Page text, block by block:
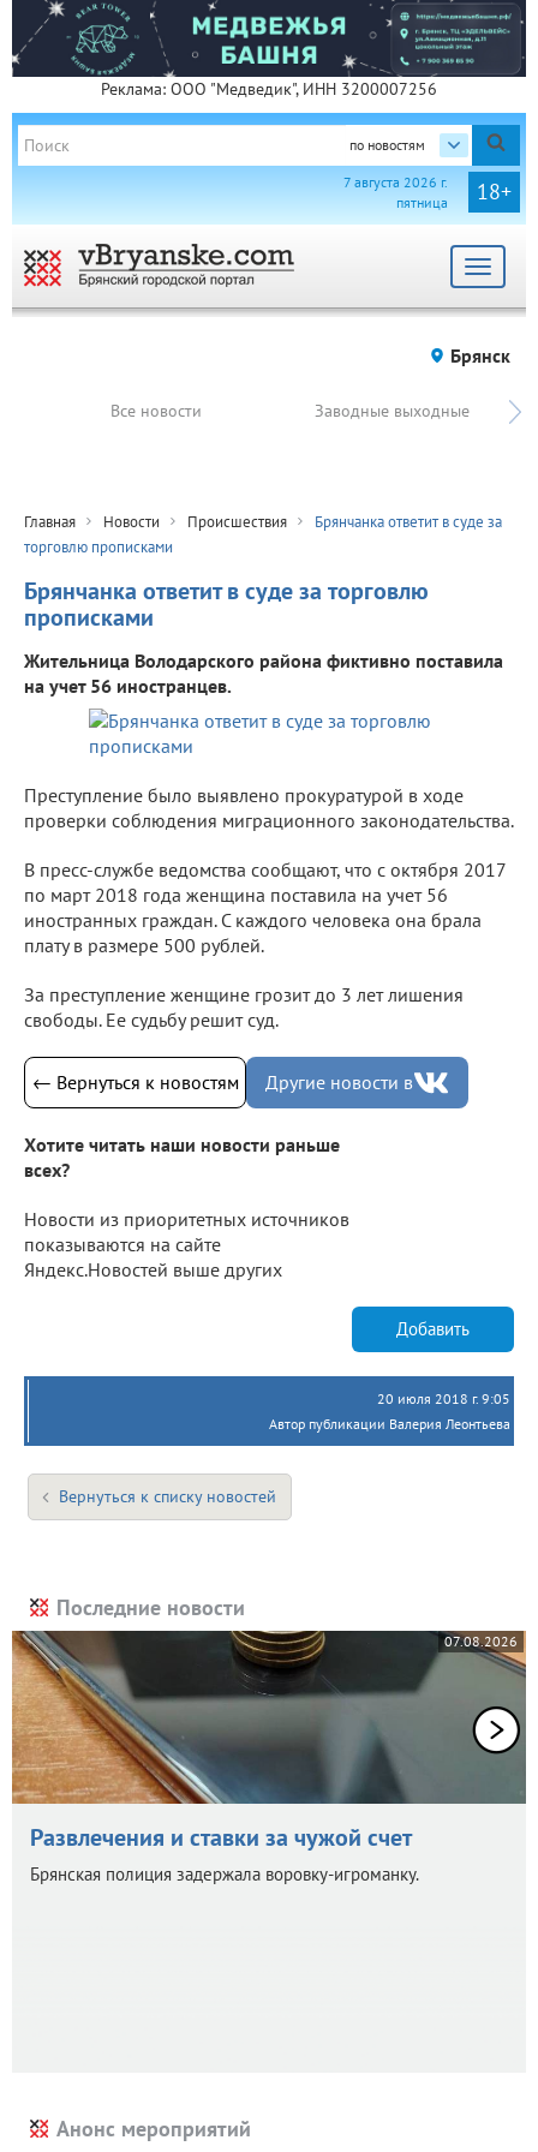
Реклама: ООО "Медведик", ИНН 3200007256
по новостям
18+
7 августа 2026 г.
пятница
Toggle
Брянск
Все новости Заводные выходные
Главная Новости Происшествия
Брянчанка ответит в суде за
торговлю прописками
Брянчанка ответит в суде за торговлю
прописками
Жительница Володарского района фиктивно поставила
на учет 56 иностранцев.
Преступление было выявлено прокуратурой в ходе
проверки соблюдения миграционного законодательства.
В пресс-службе ведомства сообщают, что с октября 2017
по март 2018 года женщина поставила на учет 56
иностранных граждан. С каждого человека она брала
плату в размере 500 рублей.
За преступление женщине грозит до 3 лет лишения
свободы. Ее судьбу решит суд.
← Вернуться к новостям Другие новости в
Хотите читать наши новости раньше
всех?
Новости из приоритетных источников
показываются на сайте
Яндекс.Новостей выше других
Добавить
20 июля 2018 г. 9:05
Автор публикации Валерия Леонтьева
Вернуться к списку новостей
Последние новости
07.08.2026
Развлечения и ставки за чужой счет
Брянская полиция задержала воровку-игроманку.
Анонс мероприятий